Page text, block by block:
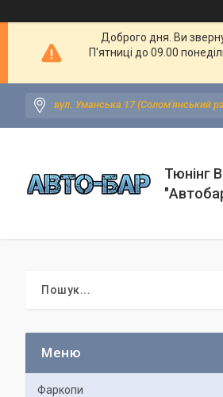
Доброго дня. Ви
П'ятниці до 09.00
вул. Уманська 17 (Солом'янський
Тюнінг
Фаркопи